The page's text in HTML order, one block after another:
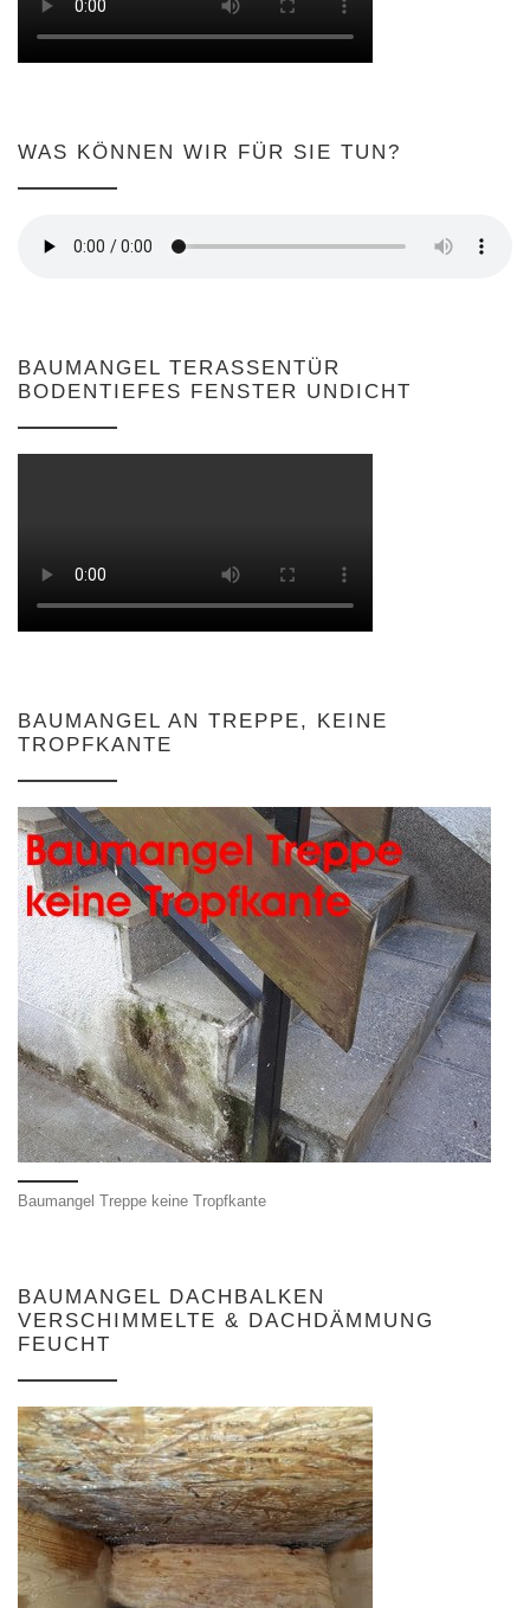
WAS KÖNNEN WIR FÜR SIE TUN?
BAUMANGEL TERASSENTÜR
BODENTIEFES FENSTER UNDICHT
BAUMANGEL AN TREPPE, KEINE
TROPFKANTE
Baumangel Treppe keine Tropfkante
BAUMANGEL DACHBALKEN
VERSCHIMMELTE & DACHDÄMMUNG
FEUCHT